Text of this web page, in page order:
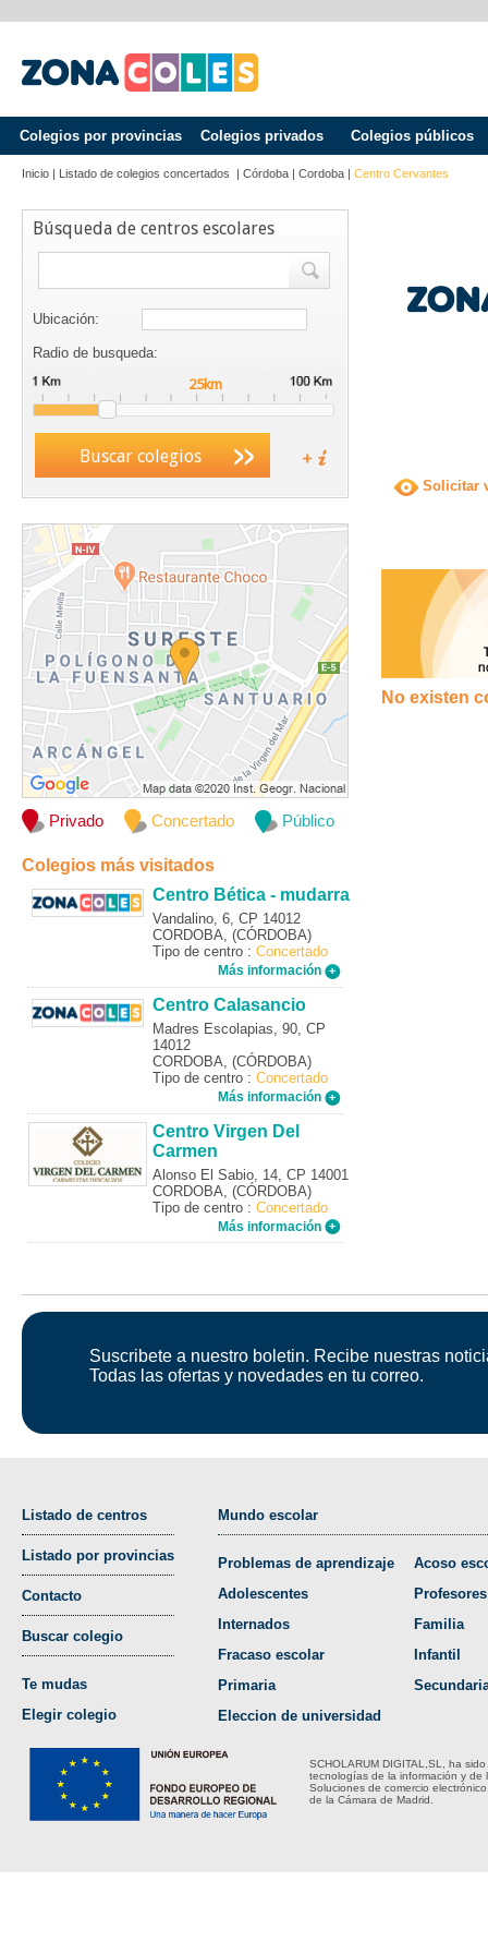
Colegios por provincias Colegios privados Colegios públicos
Inicio | Listado de colegios concertados | Córdoba | Cordoba | Centro Cervantes
Búsqueda de centros escolares
Ubicación:
Radio de busqueda:
Buscar colegios
Privado Concertado Público
Colegios más visitados
Centro Bética - mudarra
Vandalino, 6, CP 14012
CORDOBA, (CÓRDOBA)
Tipo de centro : Concertado
Más información
Centro Calasancio
Madres Escolapias, 90, CP
14012
CORDOBA, (CÓRDOBA)
Tipo de centro : Concertado
Más información
Centro Virgen Del
Carmen
Alonso El Sabio, 14, CP 14001
CORDOBA, (CÓRDOBA)
Tipo de centro : Concertado
Más información
Solicitar
No existen
Suscribete a nuestro boletin. Recibe nuestras
Todas las ofertas y novedades en tu correo.
Listado de centros
Listado por provincias
Contacto
Buscar colegio
Te mudas
Elegir colegio
Mundo escolar
Problemas de aprendizaje
Adolescentes
Internados
Fracaso escolar
Primaria
Eleccion de universidad
Acoso
Profesores
Familia
Infantil
SCHOLARUM DIGITAL,SL, ha
tecnologías de la información y de
Soluciones de comercio
de la Cámara de Madrid.